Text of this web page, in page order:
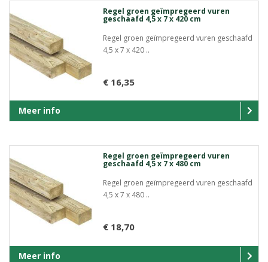
Regel groen geïmpregeerd vuren
geschaafd 4,5 x 7 x 420 cm
Regel groen geïmpregeerd vuren geschaafd
4,5 x 7 x 420 ..
€ 16,35
Meer info
Regel groen geïmpregeerd vuren
geschaafd 4,5 x 7 x 480 cm
Regel groen geïmpregeerd vuren geschaafd
4,5 x 7 x 480 ..
€ 18,70
Meer info